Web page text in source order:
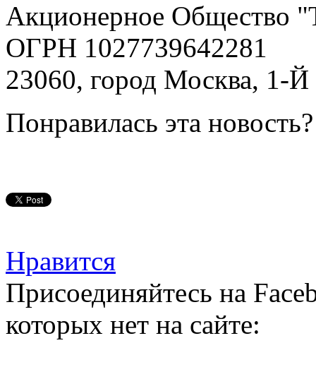
Акционерное Общество
ОГРН 1027739642281
23060, город Москва, 1-
Понравилась эта
Нравится
Присоединяйтесь на
которых нет на сайте: